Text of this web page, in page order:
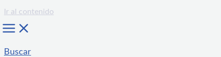
Ir al contenido
Buscar